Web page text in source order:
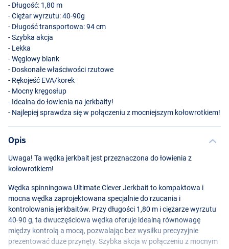
- Długość: 1,80 m
- Ciężar wyrzutu: 40-90g
- Długość transportowa: 94 cm
- Szybka akcja
- Lekka
- Węglowy blank
- Doskonałe właściwości rzutowe
- Rękojeść EVA/korek
- Mocny kręgosłup
- Idealna do łowienia na jerkbaity!
- Najlepiej sprawdza się w połączeniu z mocniejszym kołowrotkiem!
Opis
Uwaga! Ta wędka jerkbait jest przeznaczona do łowienia z
kołowrotkiem!
Wędka spinningowa Ultimate Clever Jerkbait to kompaktowa i
mocna wędka zaprojektowana specjalnie do rzucania i
kontrolowania jerkbaitów. Przy długości 1,80 m i ciężarze wyrzutu
40-90 g, ta dwuczęściowa wędka oferuje idealną równowagę
między kontrolą a mocą, pozwalając bez wysiłku precyzyjnie
prezentować duże przynęty. Szybka akcja w połączeniu z mocnym